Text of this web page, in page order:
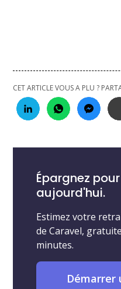
CET ARTICLE VOUS A PLU ?
Épargnez
aujourd'hui.
Estimez votre
de Caravel,
minutes.
Démarrer